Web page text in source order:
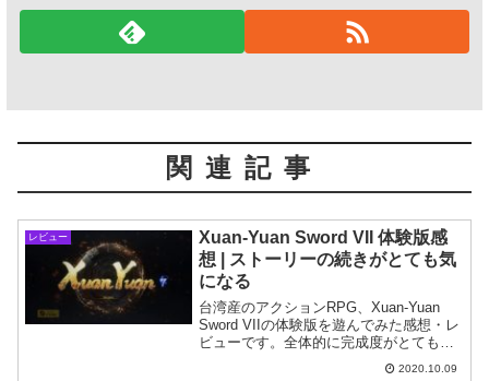
関連記事
レビュー
Xuan-Yuan Sword VII 体験版感
想 | ストーリーの続きがとても気
になる
台湾産のアクションRPG、Xuan-Yuan
Sword VIIの体験版を遊んでみた感想・レ
ビューです。全体的に完成度がとても高
く、ストーリーの続きが非常に気になる
2020.10.09